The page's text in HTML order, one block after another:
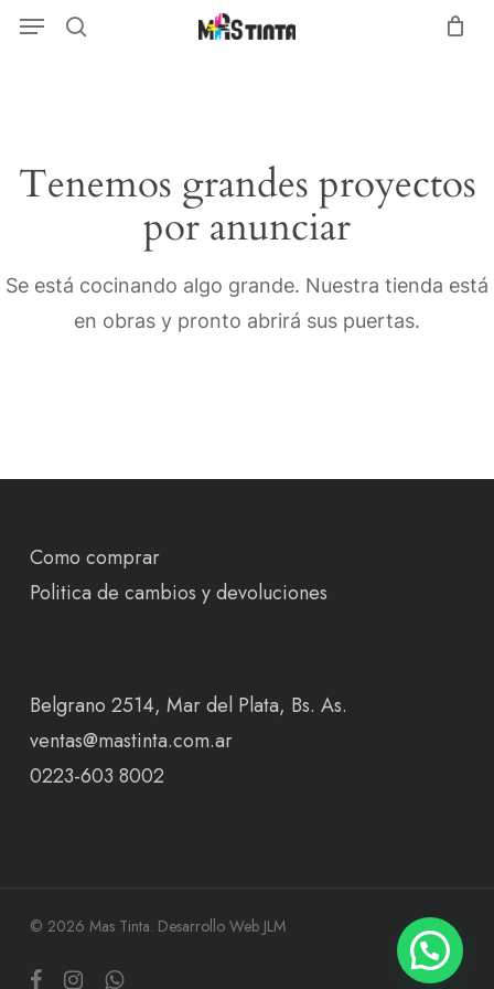
SkipMenu
Tenemos grandes proyectos
por anunciar
Se está cocinando algo grande. Nuestra tienda está
en obras y pronto abrirá sus puertas.
Como comprar
Politica de cambios y devoluciones
Belgrano 2514, Mar del Plata, Bs. As.
ventas@mastinta.com.ar
0223-603 8002
© 2026 Mas Tinta. Desarrollo Web JLM
facebookinstagramwhatsapp
Menu